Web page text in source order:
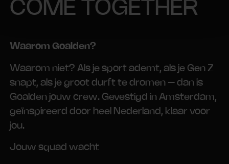
COME TOGETHER
Waarom Goalden?
Waarom niet? Als je sport ademt, als je Gen Z
snapt, als je groot durft te dromen – dan is
Goalden jouw crew. Gevestigd in Amsterdam,
geïnspireerd door heel Nederland, klaar voor
jou.
Jouw squad wacht